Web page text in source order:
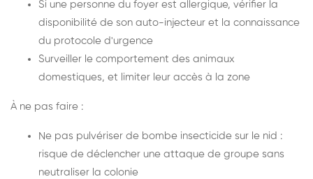
Si une personne du foyer est allergique, vérifier la
disponibilité de son auto-injecteur et la connaissance
du protocole d'urgence
Surveiller le comportement des animaux
domestiques, et limiter leur accès à la zone
À ne pas faire :
Ne pas pulvériser de bombe insecticide sur le nid :
risque de déclencher une attaque de groupe sans
neutraliser la colonie